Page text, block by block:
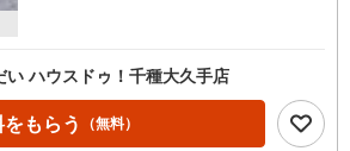
ハウスドゥ！千種大久手店
もらう （無料）